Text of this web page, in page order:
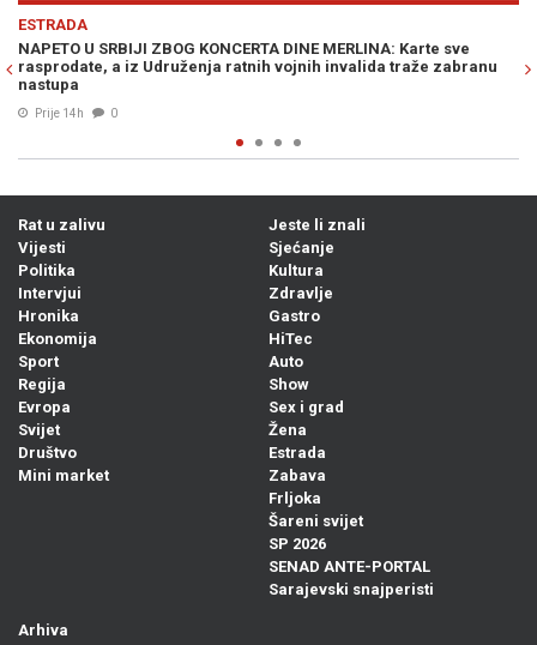
KONCERTA DINE MERLINA: Karte sve
ratnih vojnih invalida traže zabranu
"ON, KAO NI JA, NE
bez dlake na jeziku o
Rat u zalivu
Vijesti
Politika
Intervjui
Hronika
Ekonomija
Sport
Regija
Evropa
Svijet
Društvo
Mini market
Jeste li znali
Sjećanje
Kultura
Zdravlje
Gastro
HiTec
Auto
Show
Sex i grad
Žena
Estrada
Zabava
Frljoka
Šareni svijet
SP 2026
SENAD ANTE-PORTAL
Sarajevski snajperisti
Arhiva